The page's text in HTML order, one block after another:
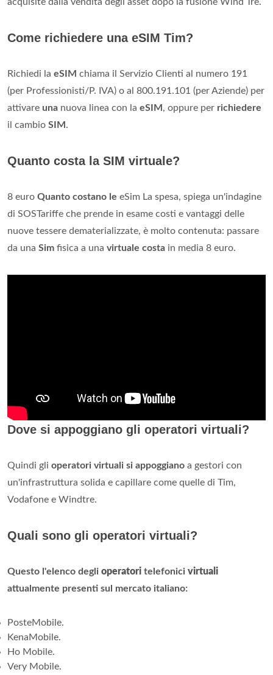
Come richiedere una eSIM Tim?
Richiedi la eSIM chiama il Servizio Clienti al numero 191
(per Professionisti/P. IVA) o al 800.191.101 (per Aziende) per
attivare una nuova linea con la eSIM , oppure per richiedere
il cambio SIM .
Quanto costa la SIM virtuale?
8 euro Quanto costano le eSim La spesa, spiega un'indagine
di SOSTariffe che prende in esame costi e vantaggi delle
nuove tessere dematerializzate, è molto contenuta: passare
da una Sim fisica a una virtuale costa in media 8 euro.
Dove si appoggiano gli operatori virtuali?
Quindi gli operatori virtuali si appoggiano a gestori con
un'infrastruttura solida e capillare come quelle di Tim,
Vodafone e Windtre.
Quali sono gli operatori virtuali?
Questo l'elenco degli operatori telefonici virtuali
attualmente presenti sul mercato italiano:
PosteMobile.
KenaMobile.
Ho Mobile.
Very Mobile.